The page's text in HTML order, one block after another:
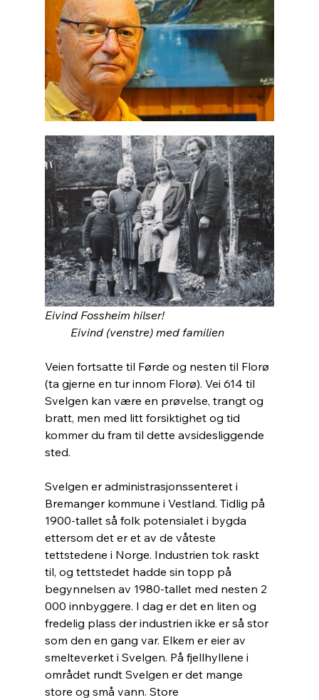
Eivind Fossheim hilser!
         Eivind (venstre) med familien
Veien fortsatte til Førde og nesten til Florø
(ta gjerne en tur innom Florø). Vei 614 til
Svelgen kan være en prøvelse, trangt og
bratt, men med litt forsiktighet og tid
kommer du fram til dette avsidesliggende
sted.
Svelgen er administrasjonssenteret i
Bremanger kommune i Vestland. Tidlig på
1900-tallet så folk potensialet i bygda
ettersom det er et av de våteste
tettstedene i Norge. Industrien tok raskt
til, og tettstedet hadde sin topp på
begynnelsen av 1980-tallet med nesten 2
000 innbyggere. I dag er det en liten og
fredelig plass der industrien ikke er så stor
som den en gang var. Elkem er eier av
smelteverket i Svelgen. På fjellhyllene i
området rundt Svelgen er det mange
store og små vann. Store